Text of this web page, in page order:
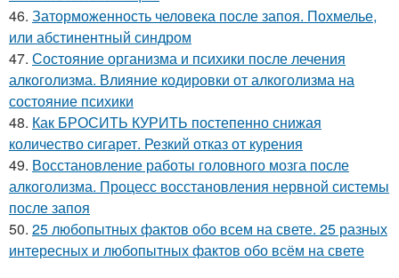
46. Заторможенность человека после запоя. Похмелье,
или абстинентный синдром
47. Состояние организма и психики после лечения
алкоголизма. Влияние кодировки от алкоголизма на
состояние психики
48. Как БРОСИТЬ КУРИТЬ постепенно снижая
количество сигарет. Резкий отказ от курения
49. Восстановление работы головного мозга после
алкоголизма. Процесс восстановления нервной системы
после запоя
50. 25 любопытных фактов обо всем на свете. 25 разных
интересных и любопытных фактов обо всём на свете